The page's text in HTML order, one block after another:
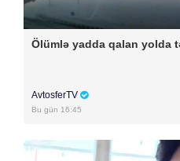
Ölümlə yadda qalan yolda
AvtosferTV
Bu gün 16:45